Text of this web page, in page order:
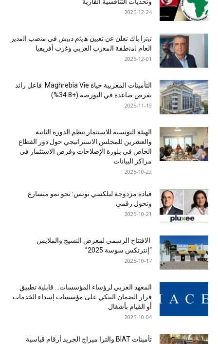
2025-12-24
ﺗﯾﺗرا ﺑﺎك ﺗﻌﻠن ﻋن ﺗﻌﯾﯾن ھﯾﺛم دﺑﯾش ﻓﻲ ﻣﻧﺻب اﻟﻣدﯾر
اﻟﻌﺎم ﻟﻣﻧطﻘﺔ اﻟﻣﻐرب اﻟﻌرﺑﻲ وﻏرب أﻓرﯾﻘﯾﺎ
2025-12-01
التأمينات المغربية حياة Maghrebia Vie: فاعل رائد
بفرص صاعدة في البورصة (+34.8%)
2025-11-19
الهيئة التونسية للاستثمار تنظم الدورة الثانية
والعشرين للمجلس الاستراتيجي حول دور القطاع
الخاص في بلورة الإصلاحات وفرص الاستثمار في
مراكز البيانات
2025-10-22
قيادة مزدوجة لبلكسي تونس: نحو نمو متسارع
وتحول رقمي
2025-10-21
الافتتاح الرسمي لمعرض النسيج والملابس
“إنترتكس سوسة 2025”
2025-10-17
المعهد العربي لرؤساء المؤسسات… قابلية تطبيق
قرار الضمان البنكي على مؤسسات إسداء الخدمات
أو القيام بأشغال
2025-10-04
تأمينات BIAT والترا ميراج الجريد أرقام قياسية